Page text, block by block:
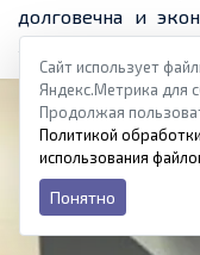
долговечна и
хорошо
Сайт использует
Яндекс.Метрика для
Продолжая
Политикой
использования
Понятно